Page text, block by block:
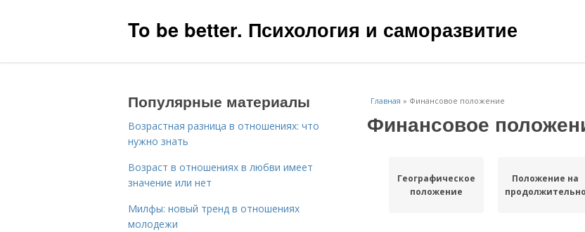
To be better. Психология и саморазвитие
Главная » Финансовое положение
Финансовое
Географическое
положение
Положение на
Популярные материалы
Возрастная разница в отношениях: что
нужно знать
Возраст в отношениях в любви имеет
значение или нет
Милфы: новый тренд в отношениях
молодежи